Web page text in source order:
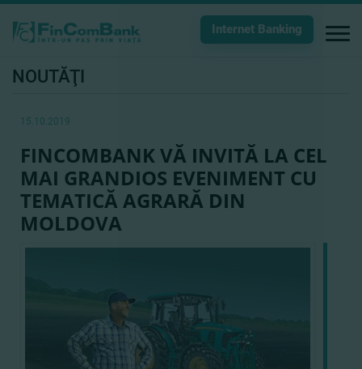
Internet Banking
NOUTĂŢI
15.10.2019
FINCOMBANK VĂ INVITĂ LA CEL
MAI GRANDIOS EVENIMENT CU
TEMATICĂ AGRARĂ DIN
MOLDOVA